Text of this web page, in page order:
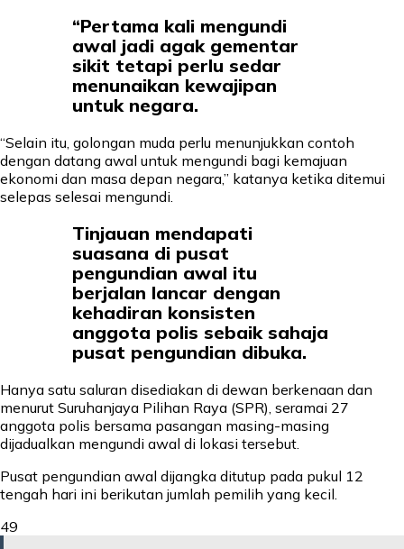
“Pertama kali mengundi
awal jadi agak gementar
sikit tetapi perlu sedar
menunaikan kewajipan
untuk negara.
“Selain itu, golongan muda perlu menunjukkan contoh
dengan datang awal untuk mengundi bagi kemajuan
ekonomi dan masa depan negara,” katanya ketika ditemui
selepas selesai mengundi.
Tinjauan mendapati
suasana di pusat
pengundian awal itu
berjalan lancar dengan
kehadiran konsisten
anggota polis sebaik sahaja
pusat pengundian dibuka.
Hanya satu saluran disediakan di dewan berkenaan dan
menurut Suruhanjaya Pilihan Raya (SPR), seramai 27
anggota polis bersama pasangan masing-masing
dijadualkan mengundi awal di lokasi tersebut.
Pusat pengundian awal dijangka ditutup pada pukul 12
tengah hari ini berikutan jumlah pemilih yang kecil.
49